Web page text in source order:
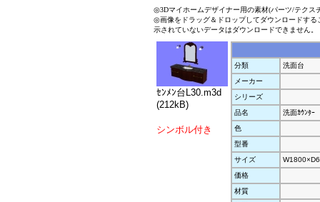
◎3Dマイホームデザイナー用の素材(パーツ/テクス
◎画像をドラッグ＆ドロップしてダウンロードす
示されていないデータはダウンロードできません。
ｾﾝﾒﾝ台L30.m3d
(212kB)
シンボル付き
分類
洗面台
メーカー
シリーズ
品名
洗面ｶｳﾝﾀｰ
色
型番
サイズ
価格
材質